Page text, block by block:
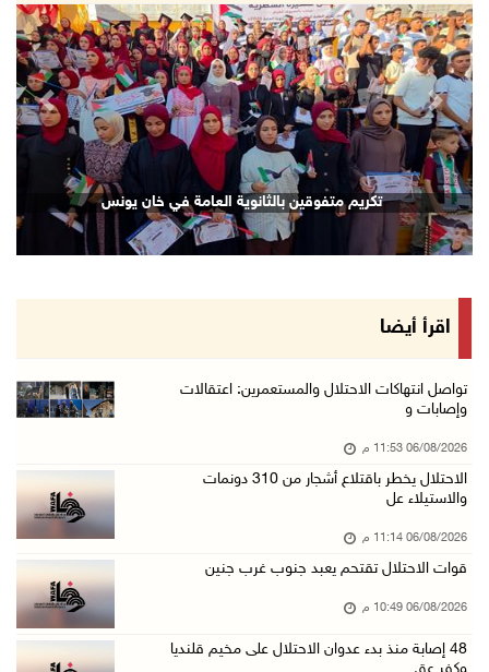
06/آب/2026 10:01 م
رئيس بلدية الخليل يطلع وفدا أميركيا على تطورا ...
06/آب/2026 09:59 م
06/آب/2026 09:17 م
إصابة مسن بجروح ورضوض إثر اعتداء جيش الاحتلال ...
06/آب/2026 09:13 م
ورشة توصي بخطة عاجلة لاستعادة التعليم الوجاهي ...
الرئيس يستقبل مجلس بلدية رام الله ويشدد على د ...
جماهير شعبنا تشيع جثمان الشهيد علاء صبيح في ت ...
الاحتلال يوسع حملات الدهم والاعتقال في قلنديا ...
06/آب/2026 08:06 م
الرئيس المصري وملك البحرين يشددان على ضرورة ت ...
رابطة العالم الإسلامي تدين تواصل انتهاكات الا ...
تكريم متفوقين بالثانوية العامة في خان يونس
Next
اقرأ أيضا
تواصل انتهاكات الاحتلال والمستعمرين: اعتقالات
وإصابات و
06/08/2026 11:53 م
الاحتلال يخطر باقتلاع أشجار من 310 دونمات
والاستيلاء عل
06/08/2026 11:14 م
قوات الاحتلال تقتحم يعبد جنوب غرب جنين
06/08/2026 10:49 م
48 إصابة منذ بدء عدوان الاحتلال على مخيم قلنديا